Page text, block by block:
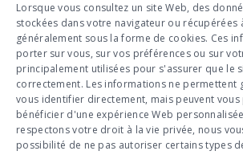
Vous souhaitez de plus
informations ?
experts ►
Calculez dès à présent
cotisation via notre
Lorsque vous consultez un site Web, des
stockées dans votre navigateur ou récupérées
généralement sous la forme de cookies. Ces
porter sur vous, sur vos préférences ou sur
principalement utilisées pour s'assurer que le
correctement. Les informations ne permettent
vous identifier directement, mais peuvent
bénéficier d'une expérience Web
respectons votre droit à la vie privée, nous
possibilité de ne pas autoriser certains types